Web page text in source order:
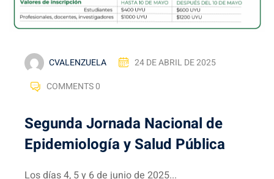
CVALENZUELA
24 DE ABRIL DE 2025
COMMENTS 0
Segunda Jornada Nacional de
Epidemiología y Salud Pública
Los días 4, 5 y 6 de junio de 2025...